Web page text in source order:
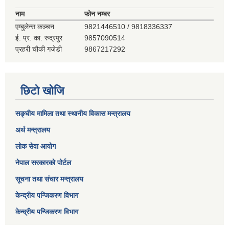
नाम
फोन नम्बर
एम्बुलेन्स कञ्‍चन
9821446510 / 9818336337
ई. प्र. का. रुद्रपुर
9857090514
प्रहरी चौकी गजेडी
9867217292
छिटो खोजि
सङ्घीय मामिला तथा स्थानीय विकास मन्त्रालय
अर्थ मन्त्रालय
लोक सेवा आयोग
नेपाल सरकारको पोर्टल
सूचना तथा संचार मन्त्रालय
केन्द्रीय पन्जिकरण विभाग
केन्द्रीय पन्जिकरण विभाग